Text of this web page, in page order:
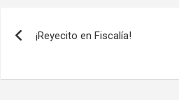
de
entradas
¡Reyecito en Fiscalía!